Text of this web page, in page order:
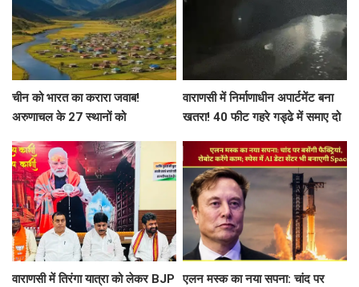
चीन को भारत का करारा जवाब!
अरुणाचल के 27 स्थानों को
वाराणसी में निर्माणाधीन अपार्टमेंट बना
खतरा! 40 फीट गहरे गड्ढे में समाए दो
वाराणसी में तिरंगा यात्रा को लेकर BJP
एलन मस्क का नया सपना: चांद पर